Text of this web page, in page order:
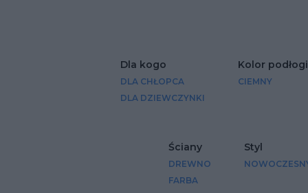
Dla kogo
DLA CHŁOPCA
DLA DZIEWCZYNKI
Kolor podłogi
CIEMNY
Ściany
DREWNO
FARBA
Styl